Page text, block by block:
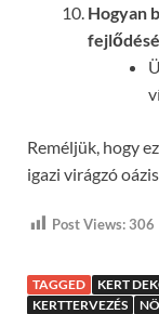
Hogyan
Reméljük, hogy
igazi virágzó
Post Views:306
TAGGED KERT
KERTTERVEZÉS